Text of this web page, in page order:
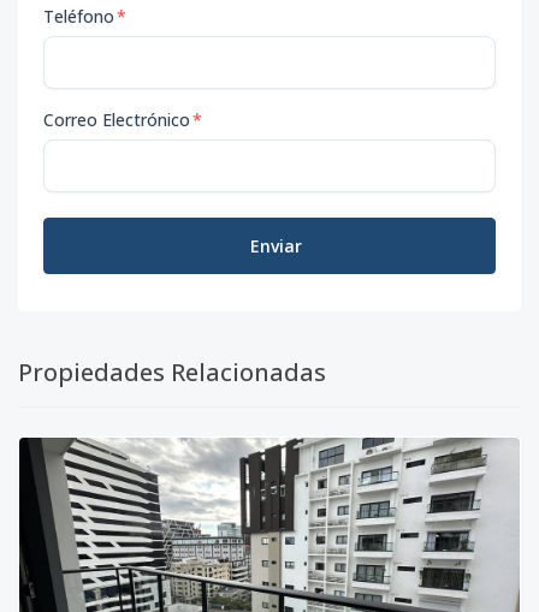
Teléfono*
Correo Electrónico*
Enviar
Propiedades Relacionadas